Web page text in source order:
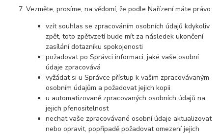
Vezměte, prosíme, na vědomí, že podle Nařízení máte právo:
vzít souhlas se zpracováním osobních údajů kdykoliv
zpět, toto zpětvzetí bude mít za následek ukončení
zasílání dotazníku spokojenosti
požadovat po Správci informaci, jaké vaše osobní
údaje zpracovává
vyžádat si u Správce přístup k vašim zpracovávaným
osobním údajům a požadovat jejich kopii
u automatizovaně zpracovaných osobních údajů na
jejich přenositelnost
nechat vaše zpracovávané osobní údaje aktualizovat
nebo opravit, popřípadě požadovat omezení jejich